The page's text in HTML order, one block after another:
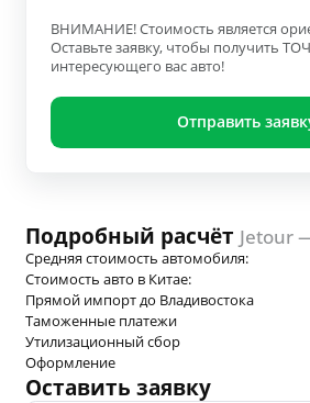
ВНИМАНИЕ! Стоимость является
Оставьте заявку, чтобы получить
интересующего вас авто!
Отправить
Подробный расчёт Jetour
Средняя стоимость автомобиля:
Стоимость авто в Китае:
Прямой импорт до Владивостока
Таможенные платежи
Утилизационный сбор
Оформление
Оставить заявку